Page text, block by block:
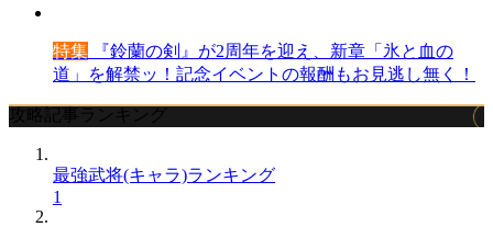
特集 『鈴蘭の剣』が2周年を迎え、新章「氷と血の
道」を解禁ッ！記念イベントの報酬もお見逃し無く！
攻略記事ランキング
最強武将(キャラ)ランキング
1